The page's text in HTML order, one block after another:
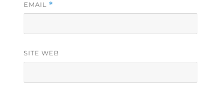
EMAIL *
SITE WEB